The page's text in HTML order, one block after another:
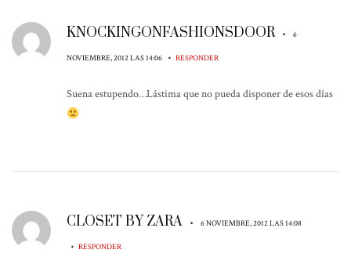
KNOCKINGONFASHIONSDOOR • 6
NOVIEMBRE, 2012 LAS 14:06 • RESPONDER
Suena estupendo…Lástima que no pueda disponer de esos días
CLOSET BY ZARA • 6 NOVIEMBRE, 2012 LAS 14:08
• RESPONDER